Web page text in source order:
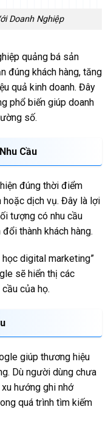
Doanh Nghiệp
quảng bá sản
đúng khách hàng, tăng
quả kinh doanh. Đây
phổ biến giúp doanh
số.
Cầu
đúng thời điểm
hoặc dịch vụ. Đây là lợi
tượng có nhu cầu
thành khách hàng.
digital marketing”
sẽ hiển thị các
của họ.
giúp thương hiệu
Dù người dùng chưa
hướng ghi nhớ
quá trình tìm kiếm